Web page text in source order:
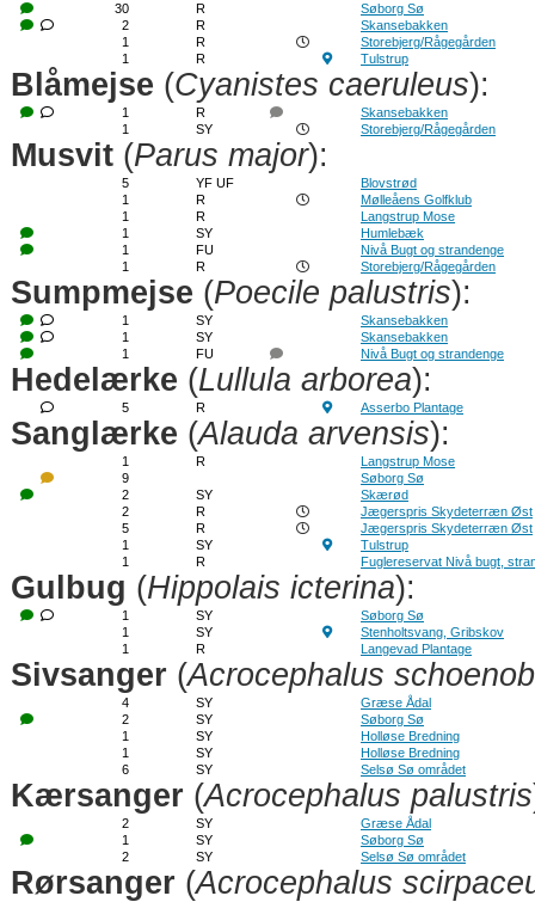
30
R
Søborg Sø
2
R
Skansebakken
1
R
Storebjerg/Rågegården
1
R Tulstrup
Blåmejse (Cyanistes caeruleus):
1 R
Skansebakken
1
SY Storebjerg/Rågegården
Musvit (Parus major):
5 YF UF
Blovstrød
1
R
Mølleåens Golfklub
1
R
Langstrup Mose
1
SY
Humlebæk
1
FU
Nivå Bugt og strandenge
1
R Storebjerg/Rågegården
Sumpmejse (Poecile palustris):
1 SY
Skansebakken
1
SY
Skansebakken
1
FU Nivå Bugt og strandenge
Hedelærke (Lullula arborea):
5 R Asserbo Plantage
Sanglærke (Alauda arvensis):
1 R
Langstrup Mose
9
Søborg Sø
2
SY
Skærød
2
R
Jægerspris Skydeterræn Øst
5
R
Jægerspris Skydeterræn Øst
1
SY
Tulstrup
1
R Fuglereservat Nivå bugt,
Gulbug (Hippolais icterina):
1 SY
Søborg Sø
1
SY
Stenholtsvang, Gribskov
1
R Langevad Plantage
Sivsanger (Acrocephalus
4 SY
Græse Ådal
2
SY
Søborg Sø
1
SY
Holløse Bredning
1
SY
Holløse Bredning
6
SY Selsø Sø området
Kærsanger (Acrocephalus palustris
2 SY
Græse Ådal
1
SY
Søborg Sø
2
SY Selsø Sø området
Rørsanger (Acrocephalus